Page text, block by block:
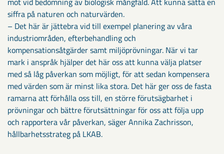
siffra på naturen och naturvärden.
– Det här är jättebra vid till exempel planering av våra
industriområden, efterbehandling och
kompensationsåtgärder samt miljöprövningar. När vi tar
mark i anspråk hjälper det här oss att kunna välja platser
med så låg påverkan som möjligt, för att sedan kompensera
med värden som är minst lika stora. Det här ger oss de fasta
ramarna att förhålla oss till, en större förutsägbarhet i
prövningar och bättre förutsättningar för oss att följa upp
och rapportera vår påverkan, säger Annika Zachrisson,
hållbarhetsstrateg på LKAB.